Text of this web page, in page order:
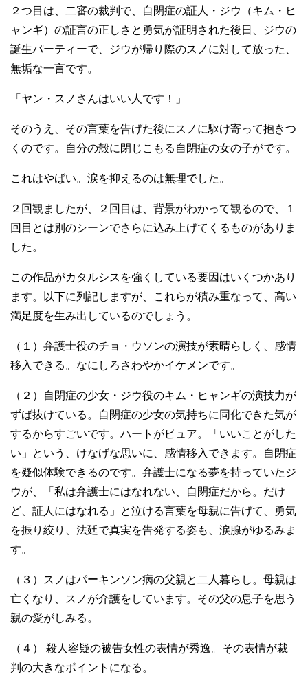
２つ目は、二審の裁判で、自閉症の証人・ジウ（キム・ヒ
ャンギ）の証言の正しさと勇気が証明された後日、ジウの
誕生パーティーで、ジウが帰り際のスノに対して放った、
無垢な一言です。
「ヤン・スノさんはいい人です！」
そのうえ、その言葉を告げた後にスノに駆け寄って抱きつ
くのです。自分の殻に閉じこもる自閉症の女の子がです。
これはやばい。涙を抑えるのは無理でした。
２回観ましたが、２回目は、背景がわかって観るので、１
回目とは別のシーンでさらに込み上げてくるものがありま
した。
この作品がカタルシスを強くしている要因はいくつかあり
ます。以下に列記しますが、これらが積み重なって、高い
満足度を生み出しているのでしょう。
（１）弁護士役のチョ・ウソンの演技が素晴らしく、感情
移入できる。なにしろさわやかイケメンです。
（２）自閉症の少女・ジウ役のキム・ヒャンギの演技力が
ずば抜けている。自閉症の少女の気持ちに同化できた気が
するからすごいです。ハートがピュア。「いいことがした
い」という、けなげな思いに、感情移入できます。自閉症
を疑似体験できるのです。弁護士になる夢を持っていたジ
ウが、「私は弁護士にはなれない、自閉症だから。だけ
ど、証人にはなれる」と泣ける言葉を母親に告げて、勇気
を振り絞り、法廷で真実を告発する姿も、涙腺がゆるみま
す。
（３）スノはパーキンソン病の父親と二人暮らし。母親は
亡くなり、スノが介護をしています。その父の息子を思う
親の愛がしみる。
（４） 殺人容疑の被告女性の表情が秀逸。その表情が裁
判の大きなポイントになる。